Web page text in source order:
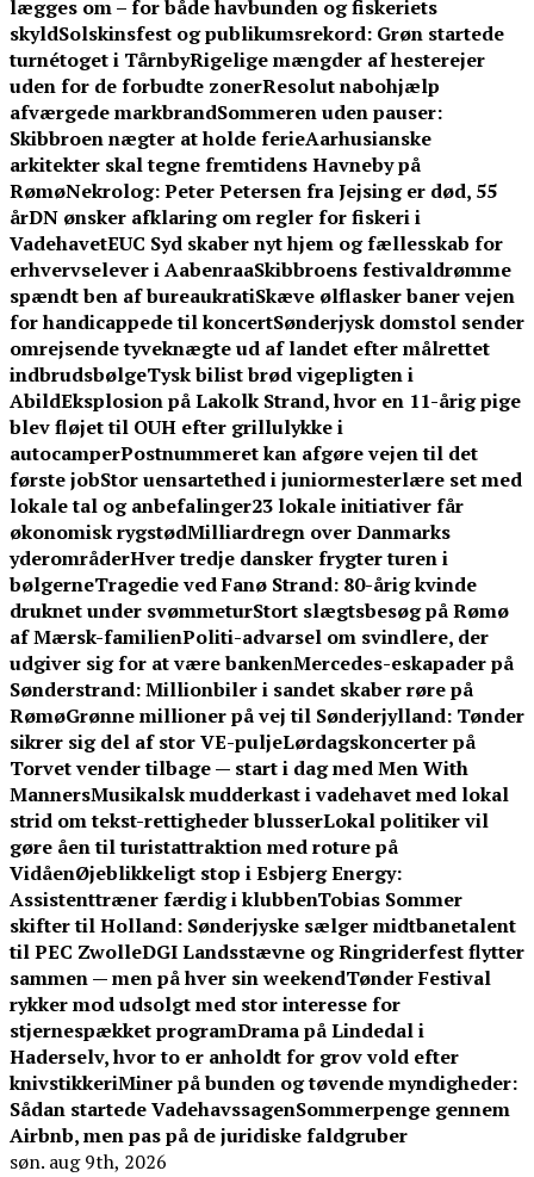
lægges om – for både havbunden og fiskeriets
skyldSolskinsfest og publikumsrekord: Grøn startede
turnétoget i TårnbyRigelige mængder af hesterejer
uden for de forbudte zonerResolut nabohjælp
afværgede markbrandSommeren uden pauser:
Skibbroen nægter at holde ferieAarhusianske
arkitekter skal tegne fremtidens Havneby på
RømøNekrolog: Peter Petersen fra Jejsing er død, 55
årDN ønsker afklaring om regler for fiskeri i
VadehavetEUC Syd skaber nyt hjem og fællesskab for
erhvervselever i AabenraaSkibbroens festivaldrømme
spændt ben af bureaukratiSkæve ølflasker baner vejen
for handicappede til koncertSønderjysk domstol sender
omrejsende tyveknægte ud af landet efter målrettet
indbrudsbølgeTysk bilist brød vigepligten i
AbildEksplosion på Lakolk Strand, hvor en 11-årig pige
blev fløjet til OUH efter grillulykke i
autocamperPostnummeret kan afgøre vejen til det
første jobStor uensartethed i juniormesterlære set med
lokale tal og anbefalinger23 lokale initiativer får
økonomisk rygstødMilliardregn over Danmarks
yderområderHver tredje dansker frygter turen i
bølgerneTragedie ved Fanø Strand: 80-årig kvinde
druknet under svømmeturStort slægtsbesøg på Rømø
af Mærsk-familienPoliti-advarsel om svindlere, der
udgiver sig for at være bankenMercedes-eskapader på
Sønderstrand: Millionbiler i sandet skaber røre på
RømøGrønne millioner på vej til Sønderjylland: Tønder
sikrer sig del af stor VE-puljeLørdagskoncerter på
Torvet vender tilbage — start i dag med Men With
MannersMusikalsk mudderkast i vadehavet med lokal
strid om tekst-rettigheder blusserLokal politiker vil
gøre åen til turistattraktion med roture på
VidåenØjeblikkeligt stop i Esbjerg Energy:
Assistenttræner færdig i klubbenTobias Sommer
skifter til Holland: Sønderjyske sælger midtbanetalent
til PEC ZwolleDGI Landsstævne og Ringriderfest flytter
sammen — men på hver sin weekendTønder Festival
rykker mod udsolgt med stor interesse for
stjernespækket programDrama på Lindedal i
Haderselv, hvor to er anholdt for grov vold efter
knivstikkeriMiner på bunden og tøvende myndigheder:
Sådan startede VadehavssagenSommerpenge gennem
Airbnb, men pas på de juridiske faldgruber
søn. aug 9th, 2026